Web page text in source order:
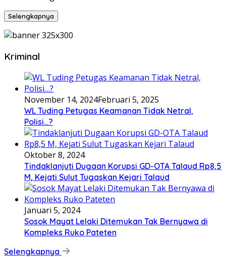
Selengkapnya
Kriminal
November 14, 2024Februari 5, 2025
WL Tuding Petugas Keamanan Tidak Netral,
Polisi…?
Oktober 8, 2024
Tindaklanjuti Dugaan Korupsi GD-OTA Talaud Rp8,5
M, Kejati Sulut Tugaskan Kejari Talaud
Januari 5, 2024
Sosok Mayat Lelaki Ditemukan Tak Bernyawa di
Kompleks Ruko Pateten
Selengkapnya